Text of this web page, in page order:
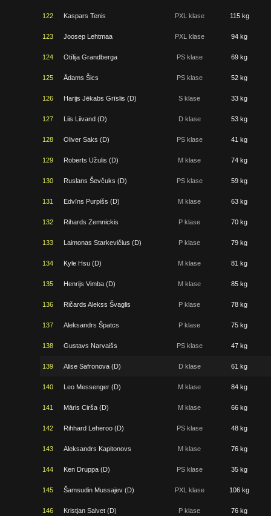
122 Kaspars Tenis PXL klase 115 kg
123 Joosep Lehtmaa PXL klase 94 kg
124 Otīlija Grandberga PS klase 69 kg
125 Ādams Šics PS klase 52 kg
126 Harijs Jēkabs Grīslis (D) S klase 33 kg
127 Liis Liivand (D) D klase 53 kg
128 Oliver Saks (D) PS klase 41 kg
129 Roberts Užulis (D) M klase 74 kg
130 Ruslans Ševčuks (D) PS klase 59 kg
131 Edvīns Purpišs (D) M klase 63 kg
132 Rihards Zemnickis P klase 70 kg
133 Laimonas Starkevičius (D) P klase 79 kg
134 Kyle Hsu (D) M klase 81 kg
135 Henrijs Vimba (D) M klase 85 kg
136 Ričards Alekss Švaglis P klase 78 kg
137 Aleksandrs Špatcs P klase 75 kg
138 Gustavs Narvaišs PS klase 47 kg
139 Alise Safronova (D) D klase 61 kg
140 Leo Messenger (D) M klase 84 kg
141 Māris Cirša (D) M klase 66 kg
142 Rihhard Leheroo (D) PS klase 48 kg
143 Aleksandrs Kapitonovs M klase 76 kg
144 Ken Druppa (D) PS klase 35 kg
145 Šamsudin Mussajev (D) PXL klase 106 kg
146 Kristjan Salvet (D) P klase 76 kg